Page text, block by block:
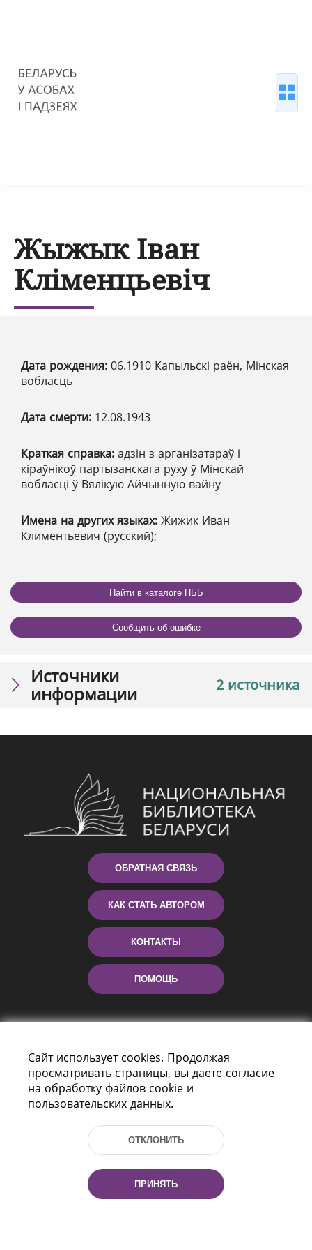
Жыжык Іван
Кліменцьевіч
Дата рождения: 06.1910 Капыльскі раён, Мінская
вобласць
Дата смерти: 12.08.1943
Краткая справка: адзін з арганізатараў і
кіраўнікоў партызанскага руху ў Мінскай
вобласці ў Вялікую Айчынную вайну
Имена на других языках: Жижик Иван
Климентьевич (русский);
Найти в каталоге НББ
Сообщить об ошибке
2 источника
Источники
информации
ОБРАТНАЯ СВЯЗЬ
КАК СТАТЬ АВТОРОМ
КОНТАКТЫ
ПОМОЩЬ
Пр-т Независимости 116
г. Минск, Республика Беларусь, 220114
Тел.: (+375 17) 368 37 37, Факс: (+375 17)
Эл. почта: inbox@nlb.by
Сайт использует cookies. Продолжая
просматривать страницы, вы даете согласие
на обработку файлов cookie и
пользовательских данных.
ОТКЛОНИТЬ
ПРИНЯТЬ